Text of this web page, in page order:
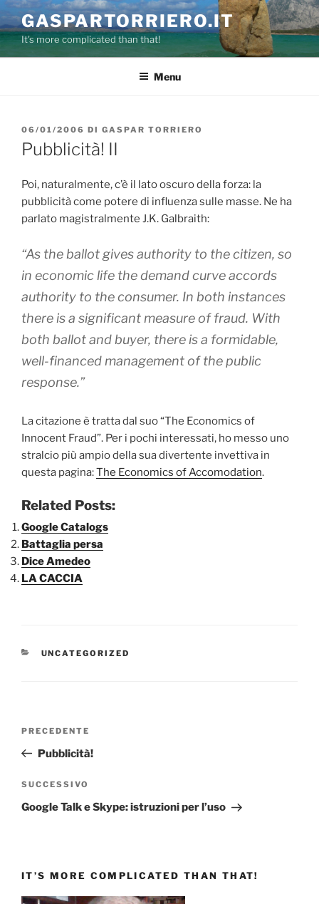
Salta
al
contenuto
GASPARTORRIERO.IT
It's more complicated than that!
Menu
PUBBLICATO
IL
06/01/2006 DI GASPAR TORRIERO
Pubblicità! II
Poi, naturalmente, c’è il lato oscuro della forza: la
pubblicità come potere di influenza sulle masse. Ne ha
parlato magistralmente J.K. Galbraith:
“As the ballot gives authority to the citizen, so
in economic life the demand curve accords
authority to the consumer. In both instances
there is a significant measure of fraud. With
both ballot and buyer, there is a formidable,
well-financed management of the public
response.”
La citazione è tratta dal suo “The Economics of
Innocent Fraud”. Per i pochi interessati, ho messo uno
stralcio più ampio della sua divertente invettiva in
questa pagina:The Economics of Accomodation.
Related Posts:
Google Catalogs
Battaglia persa
Dice Amedeo
LA CACCIA
CATEGORIE
UNCATEGORIZED
Articolo
precedente:
PRECEDENTE
Pubblicità!
Articolo
successivo
SUCCESSIVO
Google Talk e Skype: istruzioni per l’uso
IT’S MORE COMPLICATED THAN THAT!